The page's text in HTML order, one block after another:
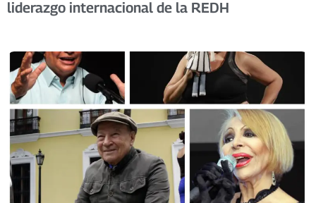
liderazgo internacional de la REDH